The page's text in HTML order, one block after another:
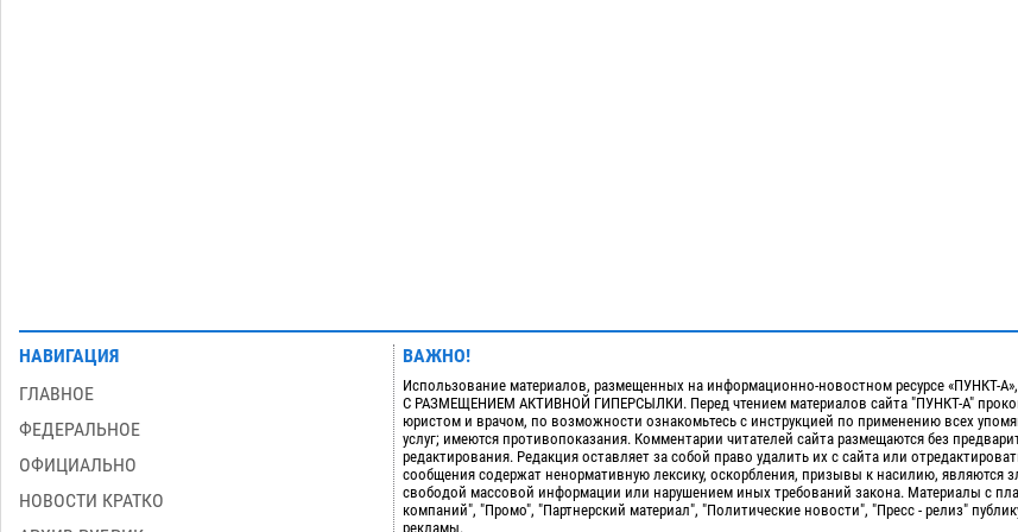
НАВИГАЦИЯ
ГЛАВНОЕ
ФЕДЕРАЛЬНОЕ
ОФИЦИАЛЬНО
НОВОСТИ КРАТКО
ВАЖНО!
Использование материалов, размещенных на информационно-новостном ресурсе «ПУНКТ-
С РАЗМЕЩЕНИЕМ АКТИВНОЙ ГИПЕРСЫЛКИ. Перед чтением материалов сайта "ПУНКТ-А"
юристом и врачом, по возможности ознакомьтесь с инструкцией по применению всех
услуг; имеются противопоказания. Комментарии читателей сайта размещаются без
редактирования. Редакция оставляет за собой право удалить их с сайта или
сообщения содержат ненормативную лексику, оскорбления, призывы к насилию, являются
свободой массовой информации или нарушением иных требований закона. Материалы с
компаний", "Промо", "Партнерский материал", "Политические новости", "Пресс - релиз"
рекламы.